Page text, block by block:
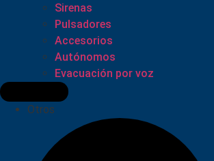
Sirenas
Pulsadores
Accesorios
Autónomos
Evacuación por voz
Otros